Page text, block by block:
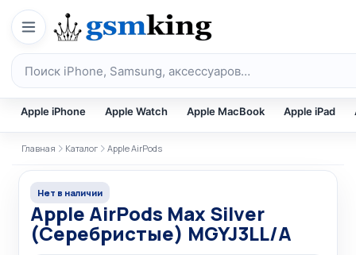
Перейти к содержимому
Поиск по каталогу
Apple iPhone Apple Watch Apple MacBook Apple iPad
Главная Каталог Apple AirPods
Нет в наличии
Apple AirPods Max Silver
(Серебристые) MGYJ3LL/A